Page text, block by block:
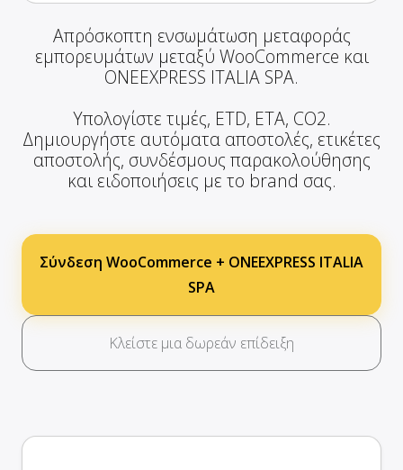
Απρόσκοπτη ενσωμάτωση μεταφοράς
εμπορευμάτων μεταξύ WooCommerce και
ONEEXPRESS ITALIA SPA.
Υπολογίστε τιμές, ETD, ETA, CO2.
Δημιουργήστε αυτόματα αποστολές, ετικέτες
αποστολής, συνδέσμους παρακολούθησης
και ειδοποιήσεις με το brand σας.
Σύνδεση WooCommerce + ONEEXPRESS ITALIA
SPA
Κλείστε μια δωρεάν επίδειξη